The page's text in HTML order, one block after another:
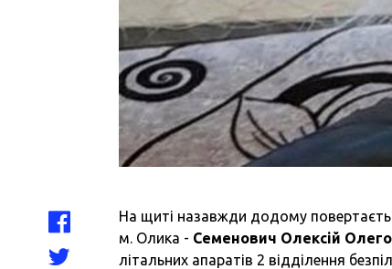
На щиті назавжди додому
м. Олика - Семенович Олексій
літальних апаратів 2 відділення